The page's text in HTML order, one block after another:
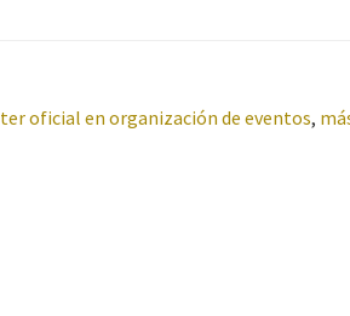
oficial en organización de eventos,